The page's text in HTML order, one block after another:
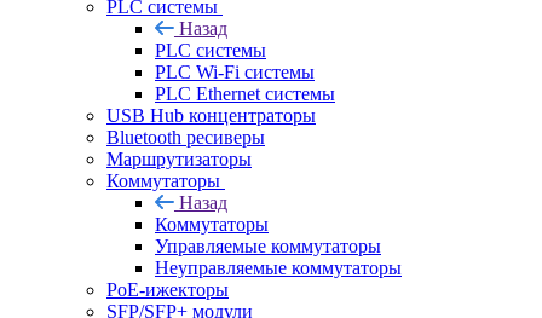
PLC системы
Назад
PLC системы
PLC Wi-Fi системы
PLC Ethernet системы
USB Hub концентраторы
Bluetooth ресиверы
Маршрутизаторы
Коммутаторы
Назад
Коммутаторы
Управляемые коммутаторы
Неуправляемые коммутаторы
PoE-ижекторы
SFP/SFP+ модули